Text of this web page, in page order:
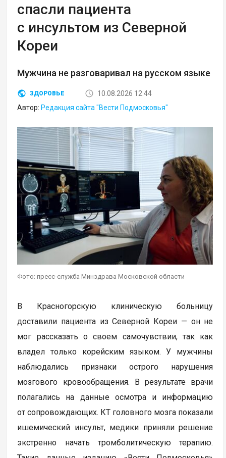
спасли пациента
с инсультом из Северной
Кореи
Мужчина не разговаривал на русском языке
ЗДОРОВЬЕ
10.08.2026 12:44
Автор: Редакция сайта "Вести Подмосковья"
Фото: пресс-служба Минздрава Московской области
В Красногорскую клиническую больницу
доставили пациента из Северной Кореи — он не
мог рассказать о своем самочувствии, так как
владел только корейским языком. У мужчины
наблюдались признаки острого нарушения
мозгового кровообращения. В результате врачи
полагались на данные осмотра и информацию
от сопровождающих. КТ головного мозга показали
ишемический инсульт, медики приняли решение
экстренно начать тромболитическую терапию.